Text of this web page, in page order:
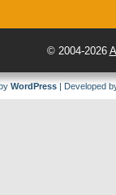
© 2004-2026
WordPress | Developed